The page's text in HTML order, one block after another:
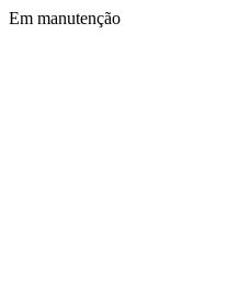
Em manutenção